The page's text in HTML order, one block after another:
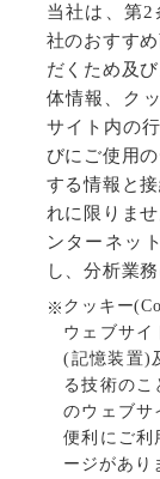
当社は、第
社のおすす
だくため及
体情報、ク
サイト内の
びにご使用
する情報と
れに限りま
ンターネッ
し、分析業
クッキー
ウェブサイ
(記憶装置)
る技術のこ
のウェブサ
便利にご利
ージがあり